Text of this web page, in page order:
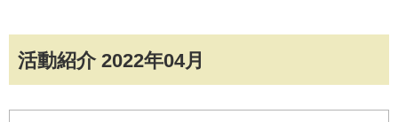
活動紹介 2022年04月